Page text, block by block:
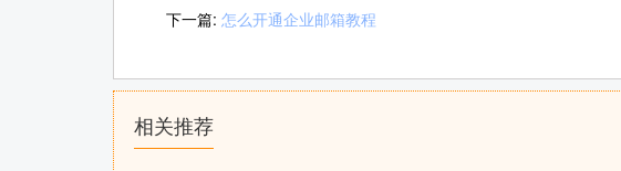
下一篇: 怎么开通企业邮箱教程
相关推荐